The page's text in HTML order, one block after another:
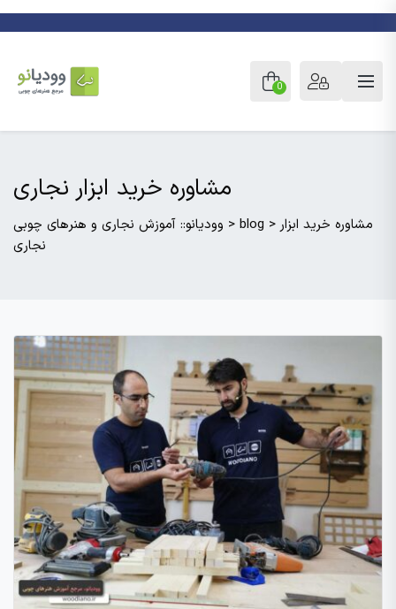
0
مشاوره خرید ابزار نجاری
وودیانو:: آموزش نجاری و هنرهای چوبی > blog > مشاوره خرید ابزار
نجاری